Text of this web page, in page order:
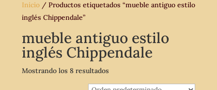
Inicio/ Productos etiquetados “mueble antiguo estilo
inglés Chippendale”
mueble antiguo estilo
inglés Chippendale
Mostrando los 8 resultados